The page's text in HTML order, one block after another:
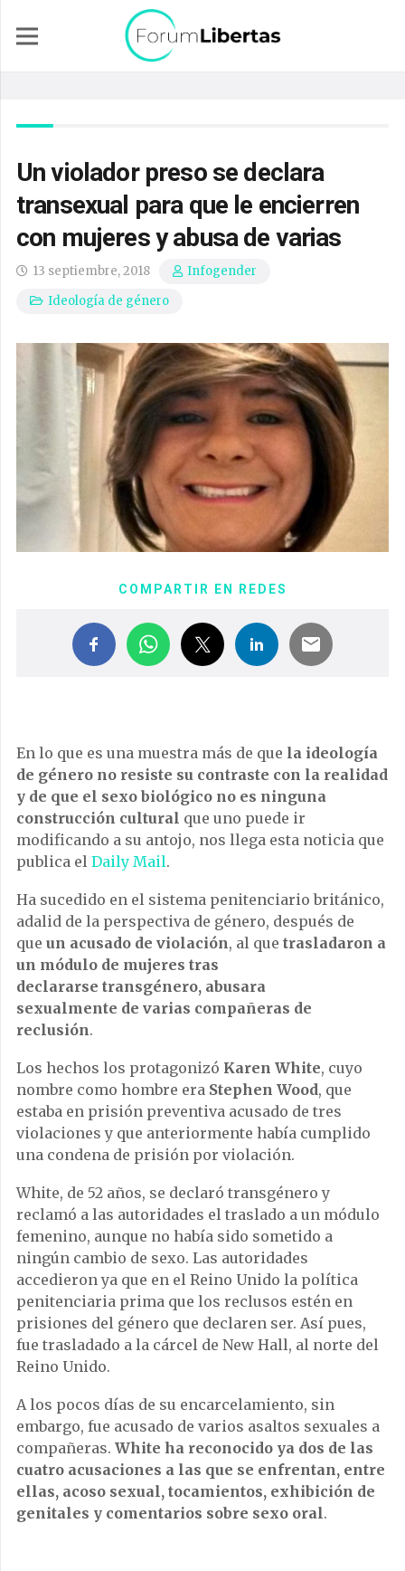
Un violador preso se declara
transexual para que le encierren
con mujeres y abusa de varias
13 septiembre, 2018
Infogender
Ideología de género
COMPARTIR EN REDES
En lo que es una muestra más de que la ideología
de género no resiste su contraste con la realidad
y de que el sexo biológico no es ninguna
construcción cultural que uno puede ir
modificando a su antojo, nos llega esta noticia que
publica el Daily Mail.
Ha sucedido en el sistema penitenciario británico,
adalid de la perspectiva de género, después de
que un acusado de violación, al que trasladaron a
un módulo de mujeres tras
declararse transgénero, abusara
sexualmente de varias compañeras de
reclusión.
Los hechos los protagonizó Karen White, cuyo
nombre como hombre era Stephen Wood, que
estaba en prisión preventiva acusado de tres
violaciones y que anteriormente había cumplido
una condena de prisión por violación.
White, de 52 años, se declaró transgénero y
reclamó a las autoridades el traslado a un módulo
femenino, aunque no había sido sometido a
ningún cambio de sexo. Las autoridades
accedieron ya que en el Reino Unido la política
penitenciaria prima que los reclusos estén en
prisiones del género que declaren ser. Así pues,
fue trasladado a la cárcel de New Hall, al norte del
Reino Unido.
A los pocos días de su encarcelamiento, sin
embargo, fue acusado de varios asaltos sexuales a
compañeras. White ha reconocido ya dos de las
cuatro acusaciones a las que se enfrentan, entre
ellas, acoso sexual, tocamientos, exhibición de
genitales y comentarios sobre sexo oral.